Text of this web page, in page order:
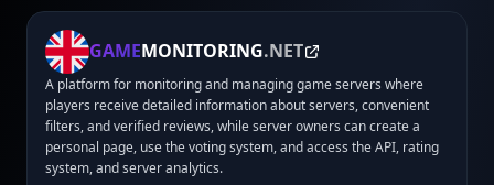
GAMEMONITORING.NET
A platform for monitoring and managing game servers where
players receive detailed information about servers, convenient
filters, and verified reviews, while server owners can create a
personal page, use the voting system, and access the API, rating
system, and server analytics.